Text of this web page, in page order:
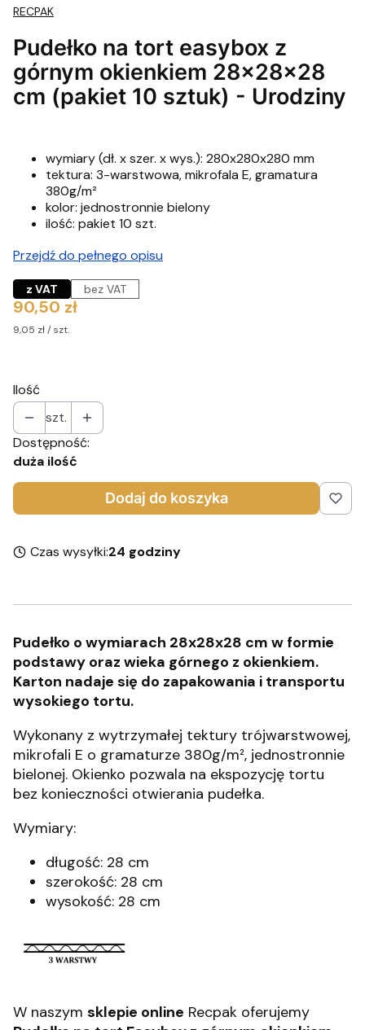
RECPAK
Pudełko na tort easybox z
górnym okienkiem 28x28x28
cm (pakiet 10 sztuk) - Urodziny
wymiary (dł. x szer. x wys.): 280x280x280 mm
tektura: 3-warstwowa, mikrofala E, gramatura
380g/m²
kolor: jednostronnie bielony
ilość: pakiet 10 szt.
Przejdź do pełnego opisu
z VAT bez VAT
Cena
90,50 zł
9,05 zł / szt.
Ilość
szt.
Dostępność:
duża ilość
Dodaj do koszyka
Czas wysyłki:24 godziny
Pudełko o wymiarach 28x28x28 cm w formie
podstawy oraz wieka górnego z okienkiem.
Karton nadaje się do zapakowania i transportu
wysokiego tortu.
Wykonany z wytrzymałej tektury trójwarstwowej,
mikrofali E o gramaturze 380g/m², jednostronnie
bielonej. Okienko pozwala na ekspozycję tortu
bez konieczności otwierania pudełka.
Wymiary:
długość: 28 cm
szerokość: 28 cm
wysokość: 28 cm
W naszym sklepie online Recpak oferujemy